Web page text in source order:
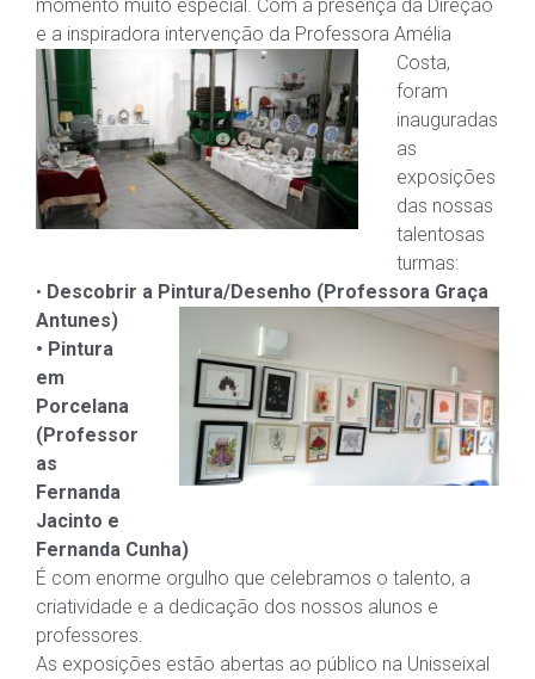
momento muito especial. Com a presença da Direção
e a inspiradora intervenção da Professora Amélia
Costa,
foram
inauguradas
as
exposições
das nossas
talentosas
turmas:
• Descobrir a Pintura/Desenho (Professora Graça
Antunes)
• Pintura
em
Porcelana
(Professor
as
Fernanda
Jacinto e
Fernanda Cunha)
É com enorme orgulho que celebramos o talento, a
criatividade e a dedicação dos nossos alunos e
professores.
As exposições estão abertas ao público na Unisseixal